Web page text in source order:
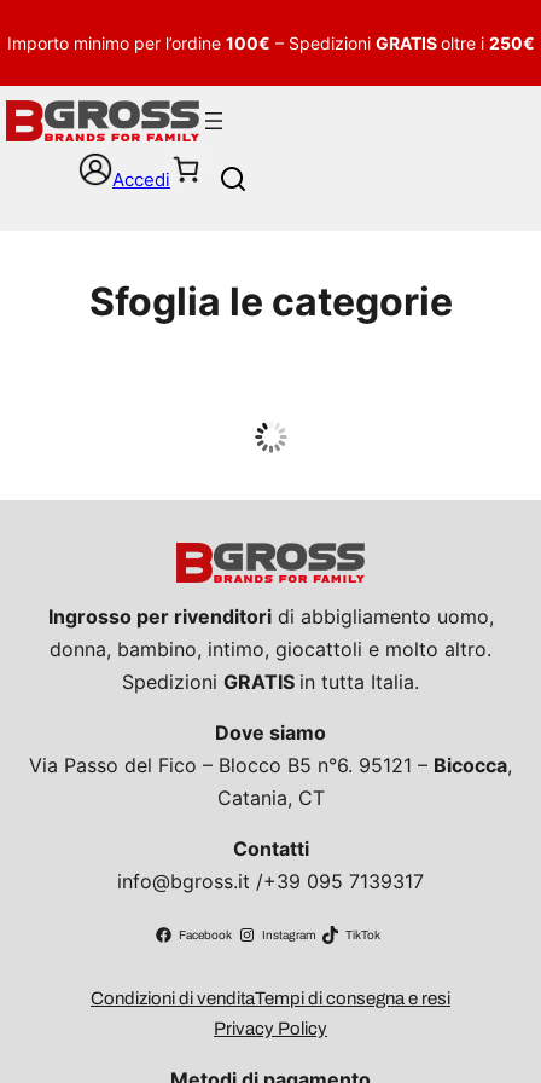
Importo minimo per l’ordine 100€ – Spedizioni GRATISoltre i 250€
Accedi
h
Sfoglia le categorie
Guarda tutto
Ingrosso per rivenditoridi abbigliamento uomo,
donna, bambino, intimo, giocattoli e molto altro.
Spedizioni GRATIS in tutta Italia.
Dove siamo
Via Passo del Fico – Blocco B5 n°6. 95121 – Bicocca,
Catania, CT
Contatti
info@bgross.it /+39 095 7139317
Facebook Instagram TikTok
Condizioni di venditaTempi di consegna e resi
Privacy Policy